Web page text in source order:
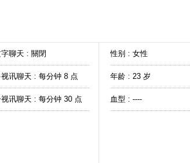
聊天 : 關閉
讯聊天 : 每分钟 8 点
讯聊天 : 每分钟 30 点
性别 : 女性
年龄 : 23 岁
血型 : ----